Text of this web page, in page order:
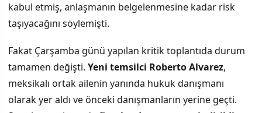
kabul etmiş, anlaşmanın belgelenmesine kadar risk
taşıyacağını söylemişti.
Fakat Çarşamba günü yapılan kritik toplantıda durum
tamamen değişti. Yeni temsilci Roberto Alvarez,
meksikalı ortak ailenin yanında hukuk danışmanı
olarak yer aldı ve önceki danışmanların yerine geçti.